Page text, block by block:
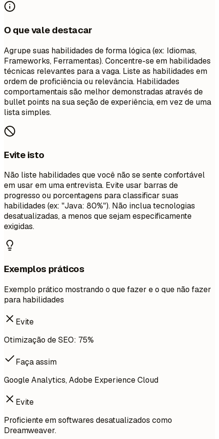
O que vale destacar
Agrupe suas habilidades de forma lógica (ex: Idiomas,
Frameworks, Ferramentas). Concentre-se em habilidades
técnicas relevantes para a vaga. Liste as habilidades em
ordem de proficiência ou relevância. Habilidades
comportamentais são melhor demonstradas através de
bullet points na sua seção de experiência, em vez de uma
lista simples.
Evite isto
Não liste habilidades que você não se sente confortável
em usar em uma entrevista. Evite usar barras de
progresso ou porcentagens para classificar suas
habilidades (ex: "Java: 80%"). Não inclua tecnologias
desatualizadas, a menos que sejam especificamente
exigidas.
Exemplos práticos
Exemplo prático mostrando o que fazer e o que não fazer
para habilidades
Evite
Otimização de SEO: 75%
Faça assim
Google Analytics, Adobe Experience Cloud
Evite
Proficiente em softwares desatualizados como
Dreamweaver.